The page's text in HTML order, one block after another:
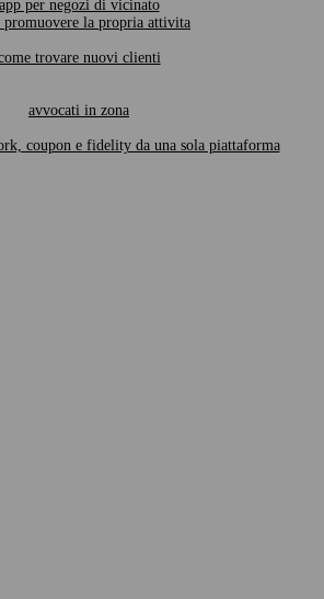
app per negozi di vicinato
promuovere la propria attivita
trovare nuovi clienti
avvocati in zona
coupon e fidelity da una sola piattaforma